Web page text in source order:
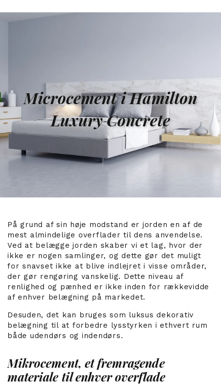
Microcement i Hamilton
Luxury Concrete
På grund af sin høje modstand er jorden en af de
mest almindelige overflader til dens anvendelse.
Ved at belægge jorden skaber vi et lag, hvor der
ikke er nogen samlinger, og dette gør det muligt
for snavset ikke at blive indlejret i visse områder,
der gør rengøring vanskelig. Dette niveau af
renlighed og pænhed er ikke inden for rækkevidde
af enhver belægning på markedet.
Desuden, det kan bruges som luksus dekorativ
belægning til at forbedre lysstyrken i ethvert rum
både udendørs og indendørs.
Mikrocement, et fremragende
materiale til enhver overflade